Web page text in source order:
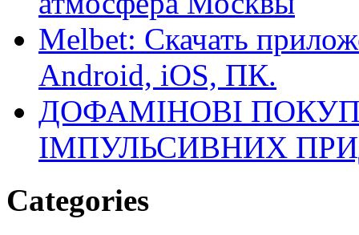
Melbet: Скачать
Android, iOS, ПК.
ДОФАМІНОВІ
ІМПУЛЬСИВНИХ
Categories